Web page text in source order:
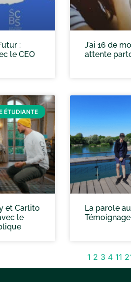
:
le CEO
J’ai 16 de
attente
ÉTUDIANTE
et Carlito
le
La parole
1 2 3 4 11